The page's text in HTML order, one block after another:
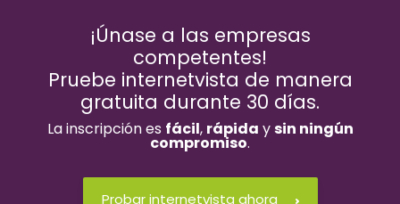
¡Únase a las empresas
competentes!
Pruebe internetvista de manera
gratuita durante 30 días.
La inscripción es fácil, rápida ysin ningún
compromiso.
Probar internetvista ahora